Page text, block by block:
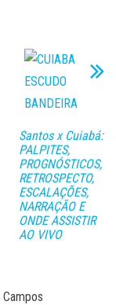
Santos x Cuiabá:
PALPITES,
PROGNÓSTICOS,
RETROSPECTO,
ESCALAÇÕES,
NARRAÇÃO E
ONDE ASSISTIR
AO VIVO
Campos